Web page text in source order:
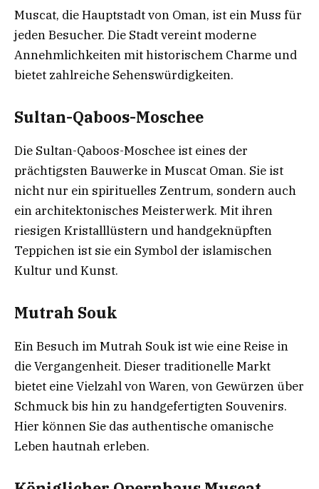
Muscat, die Hauptstadt von Oman, ist ein Muss für
jeden Besucher. Die Stadt vereint moderne
Annehmlichkeiten mit historischem Charme und
bietet zahlreiche Sehenswürdigkeiten.
Sultan-Qaboos-Moschee
Die Sultan-Qaboos-Moschee ist eines der
prächtigsten Bauwerke in Muscat Oman. Sie ist
nicht nur ein spirituelles Zentrum, sondern auch
ein architektonisches Meisterwerk. Mit ihren
riesigen Kristalllüstern und handgeknüpften
Teppichen ist sie ein Symbol der islamischen
Kultur und Kunst.
Mutrah Souk
Ein Besuch im Mutrah Souk ist wie eine Reise in
die Vergangenheit. Dieser traditionelle Markt
bietet eine Vielzahl von Waren, von Gewürzen über
Schmuck bis hin zu handgefertigten Souvenirs.
Hier können Sie das authentische omanische
Leben hautnah erleben.